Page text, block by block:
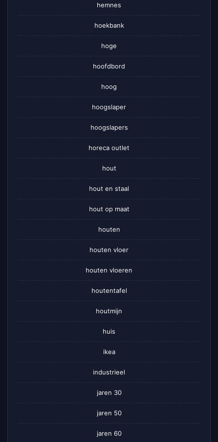
hemnes
hoekbank
hoge
hoofdbord
hoog
hoogslaper
hoogslapers
horeca outlet
hout
hout en staal
hout op maat
houten
houten vloer
houten vloeren
houtentafel
houtmijn
huis
ikea
industrieel
jaren 30
jaren 50
jaren 60